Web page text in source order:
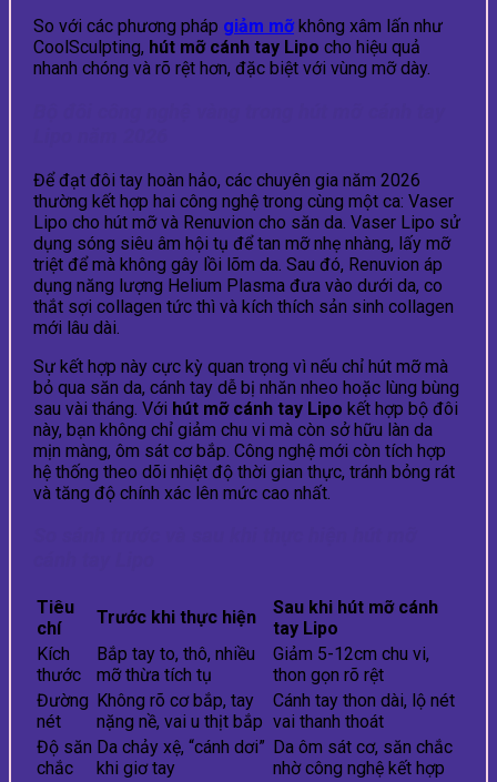
So với các phương pháp giảm mỡkhông xâm lấn như
CoolSculpting, hút mỡ cánh tay Lipo cho hiệu quả
nhanh chóng và rõ rệt hơn, đặc biệt với vùng mỡ dày.
Để đạt đôi tay hoàn hảo, các chuyên gia năm 2026
thường kết hợp hai công nghệ trong cùng một ca: Vaser
Lipo cho hút mỡ và Renuvion cho săn da. Vaser Lipo sử
dụng sóng siêu âm hội tụ để tan mỡ nhẹ nhàng, lấy mỡ
triệt để mà không gây lồi lõm da. Sau đó, Renuvion áp
dụng năng lượng Helium Plasma đưa vào dưới da, co
thắt sợi collagen tức thì và kích thích sản sinh collagen
mới lâu dài.
Sự kết hợp này cực kỳ quan trọng vì nếu chỉ hút mỡ mà
bỏ qua săn da, cánh tay dễ bị nhăn nheo hoặc lùng bùng
sau vài tháng. Với hút mỡ cánh tay Lipo kết hợp bộ đôi
này, bạn không chỉ giảm chu vi mà còn sở hữu làn da
mịn màng, ôm sát cơ bắp. Công nghệ mới còn tích hợp
hệ thống theo dõi nhiệt độ thời gian thực, tránh bỏng rát
và tăng độ chính xác lên mức cao nhất.
Tiêu
chí
Trước khi thực hiện
Sau khi hút mỡ cánh
tay Lipo
Kích
thước
Bắp tay to, thô, nhiều
mỡ thừa tích tụ
Giảm 5-12cm chu vi,
thon gọn rõ rệt
Đường
nét
Không rõ cơ bắp, tay
nặng nề, vai u thịt bắp
Cánh tay thon dài, lộ nét
vai thanh thoát
Độ săn
chắc
Da chảy xệ, “cánh dơi”
khi giơ tay
Da ôm sát cơ, săn chắc
nhờ công nghệ kết hợp